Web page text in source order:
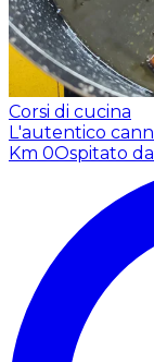
Corsi di cucina
L'autentico
Km 0Ospitato